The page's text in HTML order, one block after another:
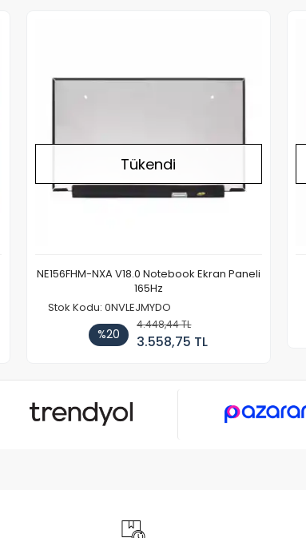
Tükendi
NE156FHM-NXA V18.0 Notebook Ekran Paneli
165Hz
Stok Kodu: 0NVLEJMYDO
%20
4.448,44 TL
3.558,75 TL